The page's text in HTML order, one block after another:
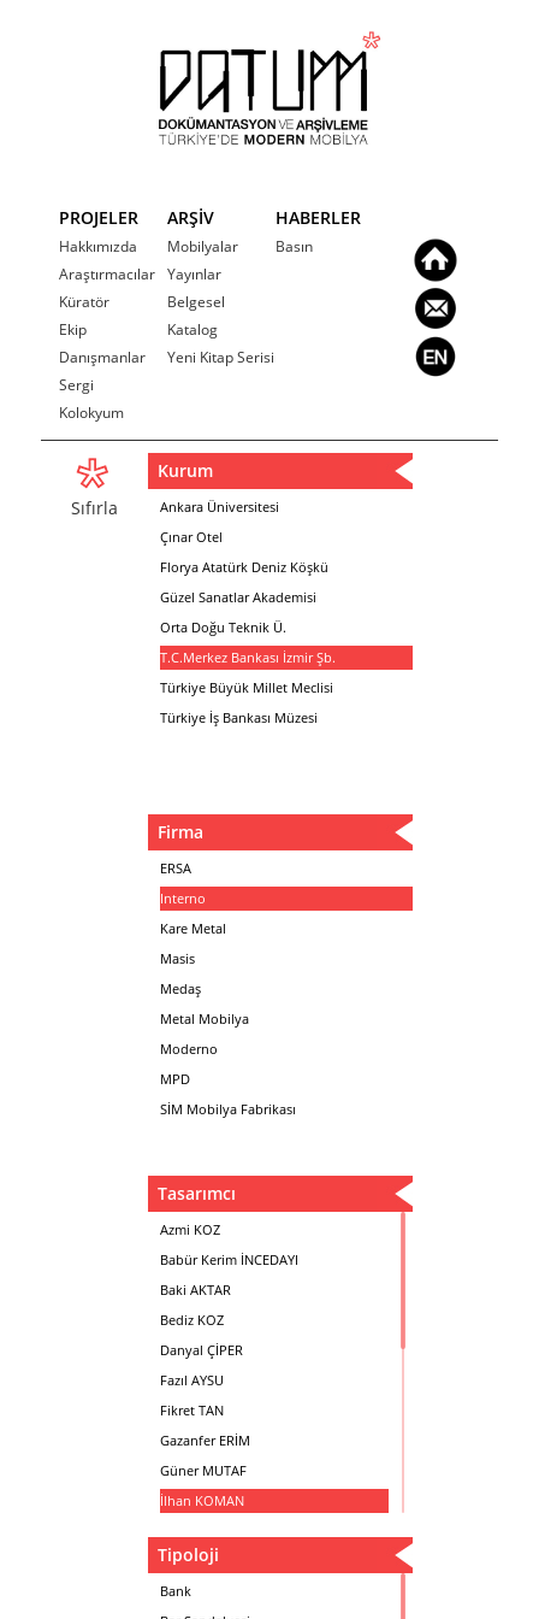
PROJELER
Hakkımızda
Araştırmacılar
Küratör
Ekip
Danışmanlar
Sergi
Kolokyum
ARŞİV
Mobilyalar
Yayınlar
Belgesel
Katalog
Yeni Kitap Serisi
HABERLER
Basın
Sıfırla
Kurum
Ankara Üniversitesi
Çınar Otel
Florya Atatürk Deniz Köşkü
Güzel Sanatlar Akademisi
Orta Doğu Teknik Ü.
T.C.Merkez Bankası İzmir Şb.
Türkiye Büyük Millet Meclisi
Türkiye İş Bankası Müzesi
Firma
ERSA
Interno
Kare Metal
Masis
Medaş
Metal Mobilya
Moderno
MPD
SİM Mobilya Fabrikası
Tasarımcı
Azmi KOZ
Babür Kerim İNCEDAYI
Baki AKTAR
Bediz KOZ
Danyal ÇİPER
Fazıl AYSU
Fikret TAN
Gazanfer ERİM
Güner MUTAF
İlhan KOMAN
Metin Atabey ATA
Minas BOYACIYAN
Tipoloji
Bank